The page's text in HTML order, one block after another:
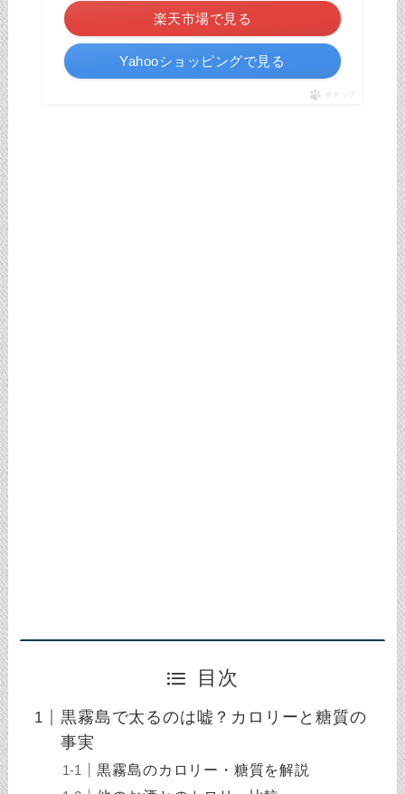
楽天市場で見る
Yahooショッピングで見る
ポチップ
目次
黒霧島で太るのは嘘？カロリーと糖質の
事実
黒霧島のカロリー・糖質を解説